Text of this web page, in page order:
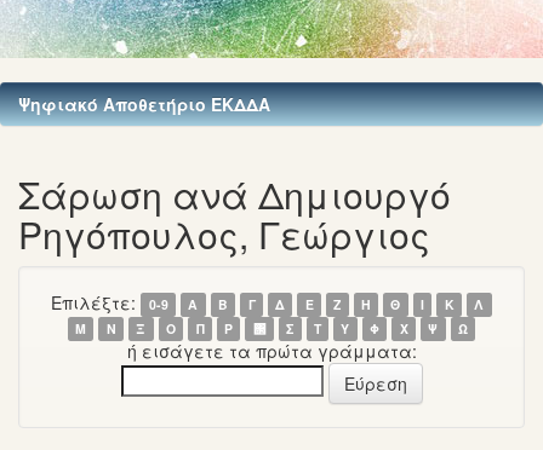
Ψηφιακό Αποθετήριο ΕΚΔΔΑ
Σάρωση ανά Δημιουργό
Ρηγόπουλος, Γεώργιος
Επιλέξτε: 0-9 Α Β Γ Δ Ε Ζ Η Θ Ι Κ
Λ
Μ
Ν Ξ Ο Π Ρ ΢ Σ Τ Υ Φ Χ Ψ Ω
ή εισάγετε τα πρώτα γράμματα: